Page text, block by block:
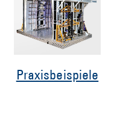
Praxisbeispiele